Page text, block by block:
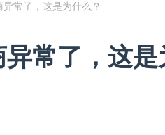
常了，这是为什么？
常了，这是